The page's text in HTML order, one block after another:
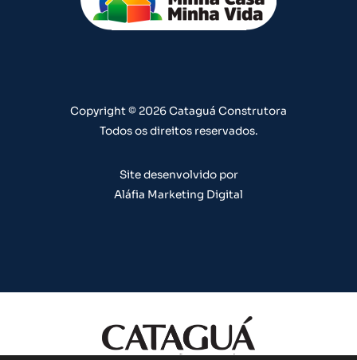
b g
m
o d
t
Copyright © 2026 Cataguá Construtora
Todos os direitos reservados.
Site desenvolvido por
Aláfia Marketing Digital